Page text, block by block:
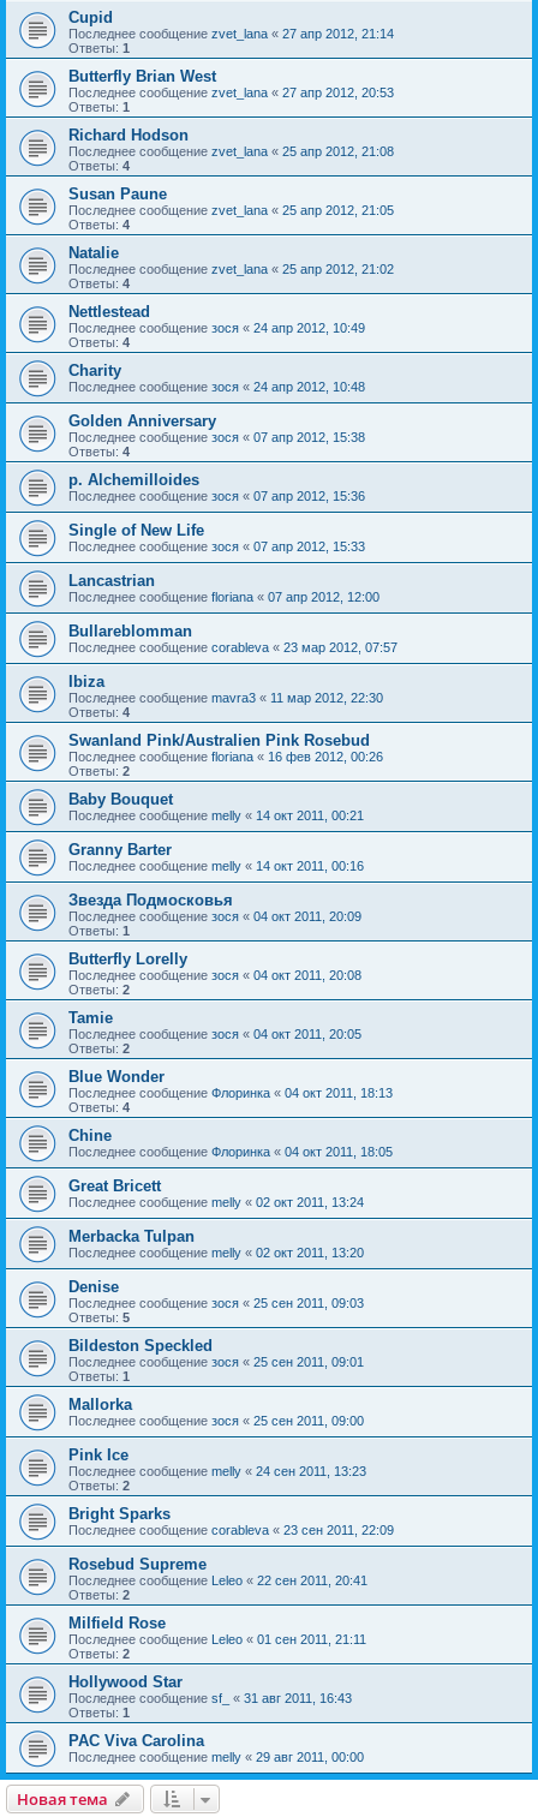
Cupid
Последнее сообщение zvet_lana « 27 апр 2012, 21:14
Ответы: 1
Butterfly Brian West
Последнее сообщение zvet_lana « 27 апр 2012, 20:53
Ответы: 1
Richard Hodson
Последнее сообщение zvet_lana « 25 апр 2012, 21:08
Ответы: 4
Susan Paune
Последнее сообщение zvet_lana « 25 апр 2012, 21:05
Ответы: 4
Natalie
Последнее сообщение zvet_lana « 25 апр 2012, 21:02
Ответы: 4
Nettlestead
Последнее сообщение зося « 24 апр 2012, 10:49
Ответы: 4
Charity
Последнее сообщение зося « 24 апр 2012, 10:48
Golden Anniversary
Последнее сообщение зося « 07 апр 2012, 15:38
Ответы: 4
p. Alchemilloides
Последнее сообщение зося « 07 апр 2012, 15:36
Single of New Life
Последнее сообщение зося « 07 апр 2012, 15:33
Lancastrian
Последнее сообщение floriana « 07 апр 2012, 12:00
Bullareblomman
Последнее сообщение corableva « 23 мар 2012, 07:57
Ibiza
Последнее сообщение mavra3 « 11 мар 2012, 22:30
Ответы: 4
Swanland Pink/Australien Pink Rosebud
Последнее сообщение floriana « 16 фев 2012, 00:26
Ответы: 2
Baby Bouquet
Последнее сообщение melly « 14 окт 2011, 00:21
Granny Barter
Последнее сообщение melly « 14 окт 2011, 00:16
Звезда Подмосковья
Последнее сообщение зося « 04 окт 2011, 20:09
Ответы: 1
Butterfly Lorelly
Последнее сообщение зося « 04 окт 2011, 20:08
Ответы: 2
Tamie
Последнее сообщение зося « 04 окт 2011, 20:05
Ответы: 2
Blue Wonder
Последнее сообщение Флоринка « 04 окт 2011, 18:13
Ответы: 4
Chine
Последнее сообщение Флоринка « 04 окт 2011, 18:05
Great Bricett
Последнее сообщение melly « 02 окт 2011, 13:24
Mеrbacka Tulpan
Последнее сообщение melly « 02 окт 2011, 13:20
Denise
Последнее сообщение зося « 25 сен 2011, 09:03
Ответы: 5
Bildeston Speckled
Последнее сообщение зося « 25 сен 2011, 09:01
Ответы: 1
Mallorka
Последнее сообщение зося « 25 сен 2011, 09:00
Pink Ice
Последнее сообщение melly « 24 сен 2011, 13:23
Ответы: 2
Bright Sparks
Последнее сообщение corableva « 23 сен 2011, 22:09
Rosebud Supreme
Последнее сообщение Leleo « 22 сен 2011, 20:41
Ответы: 2
Milfield Rose
Последнее сообщение Leleo « 01 сен 2011, 21:11
Ответы: 2
Hollywood Star
Последнее сообщение sf_ « 31 авг 2011, 16:43
Ответы: 1
PAC Viva Carolina
Последнее сообщение melly « 29 авг 2011, 00:00
Новая тема